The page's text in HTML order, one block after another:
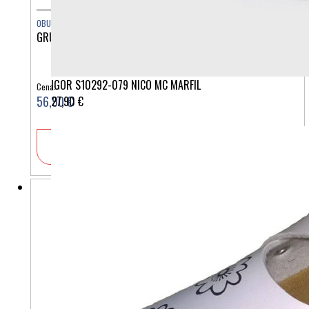
IGOR S10292-079 NICO MC MARFIL
27,90 €
OBUTEV
GRUBIN STOCKHOLM ŽENSKI 1813660
Cena:
56,90 €